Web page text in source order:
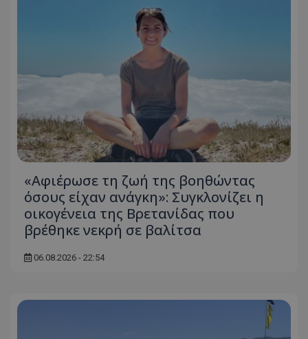
«Αφιέρωσε τη ζωή της βοηθώντας
όσους είχαν ανάγκη»: Συγκλονίζει η
οικογένεια της Βρετανίδας που
βρέθηκε νεκρή σε βαλίτσα
06.08.2026 - 22:54